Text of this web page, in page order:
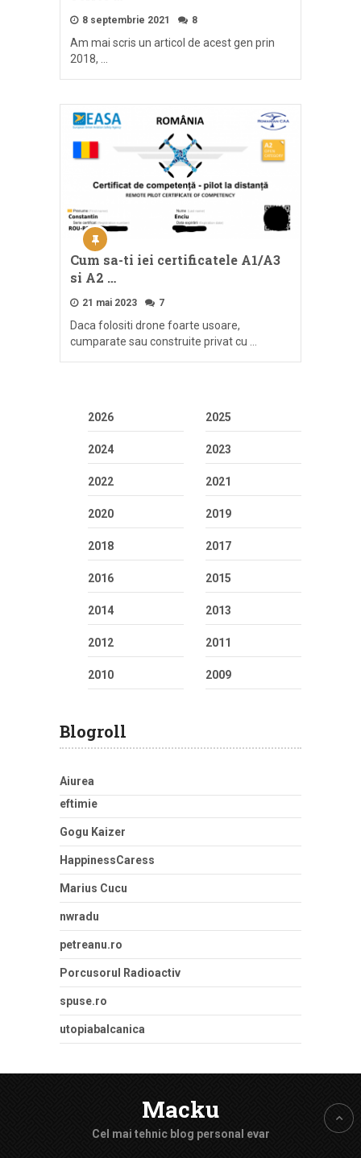
8 septembrie 2021 8
Am mai scris un articol de acest gen prin
2018, …
Cum sa-ti iei certificatele A1/A3
si A2 …
21 mai 2023 7
Daca folositi drone foarte usoare,
cumparate sau construite privat cu …
2026 2025
2024 2023
2022 2021
2020 2019
2018 2017
2016 2015
2014 2013
2012 2011
2010 2009
Blogroll
Aiurea
eftimie
Gogu Kaizer
HappinessCaress
Marius Cucu
nwradu
petreanu.ro
Porcusorul Radioactiv
spuse.ro
utopiabalcanica
Macku
Cel mai tehnic blog personal evar